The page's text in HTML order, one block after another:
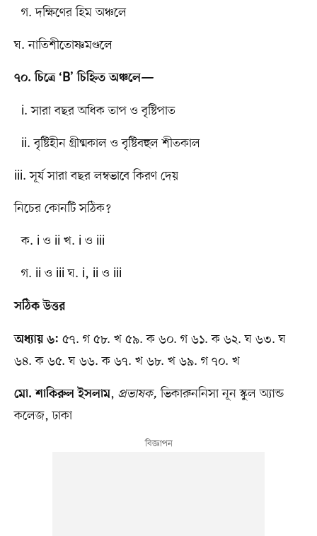
গ. দক্ষিণের হিম অঞ্চলে
ঘ. নাতিশীতোষ্ণমণ্ডলে
৭০. চিত্রে ‘B’ চিহ্নিত অঞ্চলে—
i. সারা বছর অধিক তাপ ও বৃষ্টিপাত
ii. বৃষ্টিহীন গ্রীষ্মকাল ও বৃষ্টিবহুল শীতকাল
iii. সূর্য সারা বছর লম্বভাবে কিরণ দেয়
নিচের কোনটি সঠিক?
ক. i ও ii খ. i ও iii
গ. ii ও iii ঘ. i, ii ও iii
সঠিক উত্তর
অধ্যায় ৬: ৫৭. গ ৫৮. খ ৫৯. ক ৬০. গ ৬১. ক ৬২. ঘ ৬৩. ঘ
৬৪. ক ৬৫. ঘ ৬৬. ক ৬৭. খ ৬৮. খ ৬৯. গ ৭০. খ
মো. শাকিরুল ইসলাম, প্রভাষক,ভিকারুননিসা নূন স্কুল অ্যান্ড
কলেজ, ঢাকা